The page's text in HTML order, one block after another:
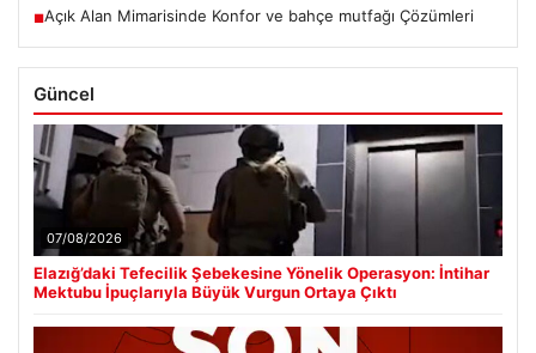
■Açık Alan Mimarisinde Konfor ve bahçe mutfağı Çözümleri
Güncel
07/08/2026
Elazığ’daki Tefecilik Şebekesine Yönelik Operasyon: İntihar
Mektubu İpuçlarıyla Büyük Vurgun Ortaya Çıktı